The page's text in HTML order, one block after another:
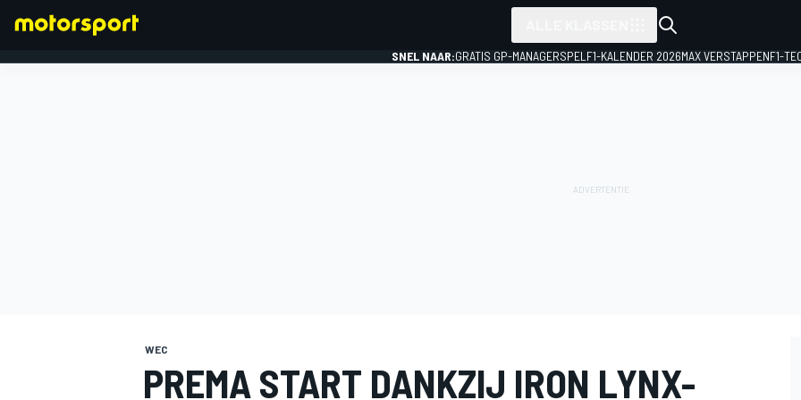
SNEL NAAR:GRATIS GP-MANAGERSPEL F1-KALENDER 2026MAX VERSTAPPENF1-
WEC
PREMA START DANKZIJ IRON LYNX-